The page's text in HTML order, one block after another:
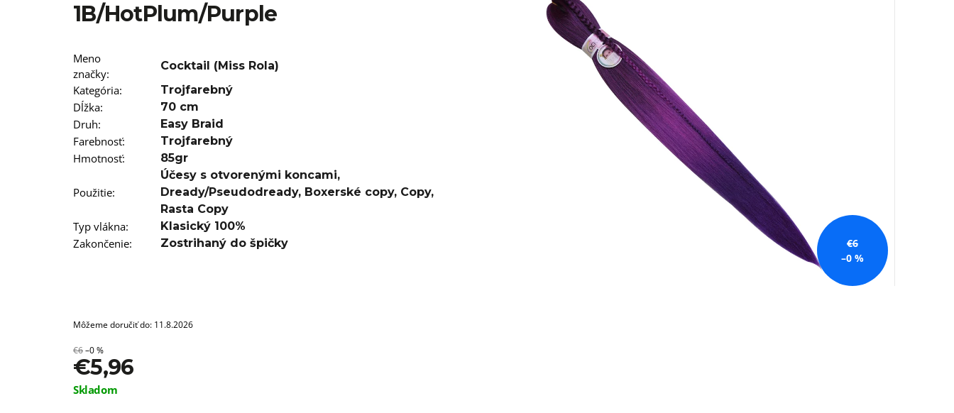
1B/HotPlum/Purple
€6
–0 %
Meno
značky:
Cocktail (Miss Rola)
Kategória: Trojfarebný
Dĺžka: 70 cm
Druh: Easy Braid
Farebnosť: Trojfarebný
Hmotnosť: 85gr
Použitie:
Účesy s otvorenými koncami,
Dready/Pseudodready, Boxerské copy, Copy,
Rasta Copy
Typ vlákna: Klasický 100%
Zakončenie: Zostrihaný do špičky
Môžeme doručiť do: 11.8.2026
€6–0 %
€5,96
Jednotková
Skladom
€5,96
€0,60